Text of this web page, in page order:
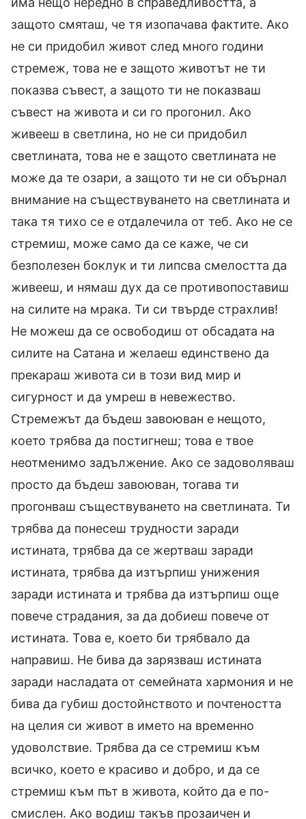
защото смяташ, че тя изопачава фактите. Ако
не си придобил живот след много години
стремеж, това не е защото животът не ти
показва съвест, а защото ти не показваш
съвест на живота и си го прогонил. Ако
живееш в светлина, но не си придобил
светлината, това не е защото светлината не
може да те озари, а защото ти не си обърнал
внимание на съществуването на светлината и
така тя тихо се е отдалечила от теб. Ако не се
стремиш, може само да се каже, че си
безполезен боклук и ти липсва смелостта да
живееш, и нямаш дух да се противопоставиш
на силите на мрака. Ти си твърде страхлив!
Не можеш да се освободиш от обсадата на
силите на Сатана и желаеш единствено да
прекараш живота си в този вид мир и
сигурност и да умреш в невежество.
Стремежът да бъдеш завоюван е нещото,
което трябва да постигнеш; това е твое
неотменимо задължение. Ако се задоволяваш
просто да бъдеш завоюван, тогава ти
прогонваш съществуването на светлината. Ти
трябва да понесеш трудности заради
истината, трябва да се жертваш заради
истината, трябва да изтърпиш унижения
заради истината и трябва да изтърпиш още
повече страдания, за да добиеш повече от
истината. Това е, което би трябвало да
направиш. Не бива да зарязваш истината
заради насладата от семейната хармония и не
бива да губиш достойнството и почтеността
на целия си живот в името на временно
удоволствие. Трябва да се стремиш към
всичко, което е красиво и добро, и да се
стремиш към път в живота, който да е по-
смислен. Ако водиш такъв прозаичен и